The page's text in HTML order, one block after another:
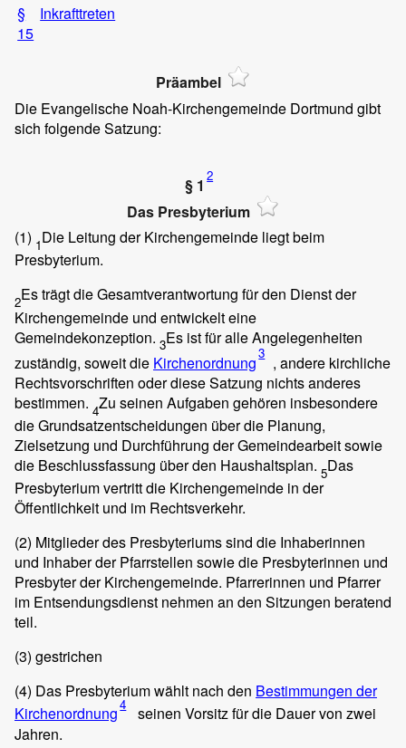
§
15
Inkrafttreten
Präambel
Die Evangelische Noah-Kirchengemeinde Dortmund gibt
sich folgende Satzung:
§ 1 2
Das Presbyterium
(1) 1Die Leitung der Kirchengemeinde liegt beim
Presbyterium.
2Es trägt die Gesamtverantwortung für den Dienst der
Kirchengemeinde und entwickelt eine
Gemeindekonzeption. 3Es ist für alle Angelegenheiten
zuständig, soweit die Kirchenordnung3 , andere kirchliche
Rechtsvorschriften oder diese Satzung nichts anderes
bestimmen. 4Zu seinen Aufgaben gehören insbesondere
die Grundsatzentscheidungen über die Planung,
Zielsetzung und Durchführung der Gemeindearbeit sowie
die Beschlussfassung über den Haushaltsplan. 5Das
Presbyterium vertritt die Kirchengemeinde in der
Öffentlichkeit und im Rechtsverkehr.
(2) Mitglieder des Presbyteriums sind die Inhaberinnen
und Inhaber der Pfarrstellen sowie die Presbyterinnen und
Presbyter der Kirchengemeinde. Pfarrerinnen und Pfarrer
im Entsendungsdienst nehmen an den Sitzungen beratend
teil.
(3) gestrichen
(4) Das Presbyterium wählt nach den Bestimmungen der
Kirchenordnung4
seinen Vorsitz für die Dauer von zwei
Jahren.